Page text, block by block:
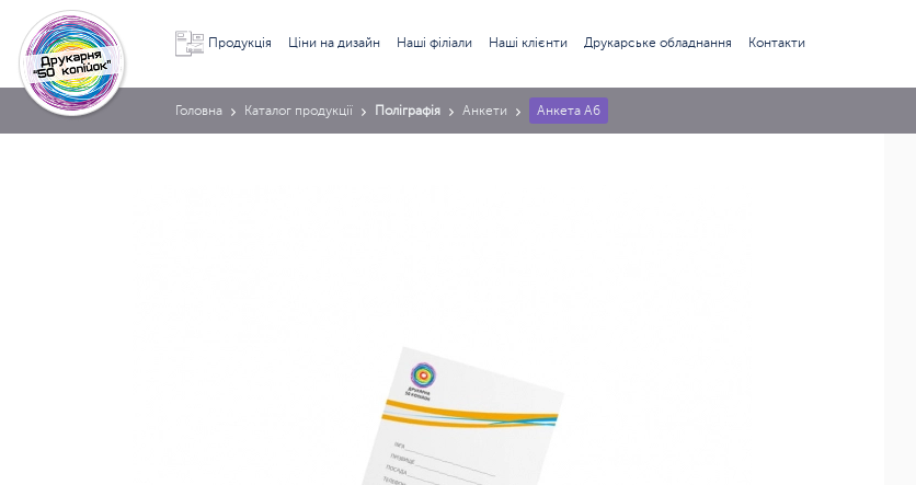
Продукція Ціни на дизайн Наші філіали Наші клієнти Друкарське обладнання Контакти
Головна Каталог продукції Поліграфія Анкети Анкета А6